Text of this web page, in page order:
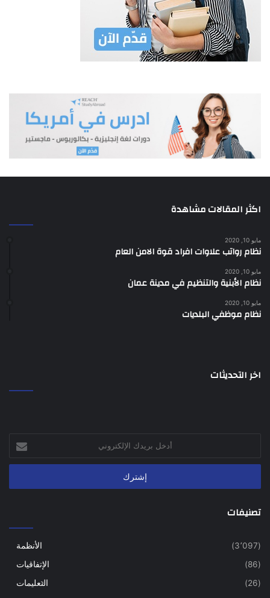
7- على المحكمة الخاصة عند اعطاء القرار في قضية ما داخلة في
اختصاص المحاكم الشرعية ان تطبق القوانين الشرعية ومن
اجل ذلك لها ان تستشير في مسائل القوانين الشرعية المختلف عليها
رأت انه من المناسب عمل ذلك الا انها ليست مقيدة باتباع الرأي
الذي حصلت عليه بهذه الصورة.
المادة 8
شخصا آخر مفوضا بوكالة حسب الاصول ليحضر المحاكمة ويرافع عنه
على انه لا يسمح لاكثر من شخصين ان يحضرا بالنيابة عن
الخاصة هي الرسوم المذكورة في القوانين والانظمة المتعلقة
10- اذا لم يتمكن رئيس المحكمة الخاصة او احد اعضائها من الحضور
اكثر المقالات مشاهدة
مايو 10, 2020
نظام رواتب علاوات افراد قوة الامن العام
مايو 10, 2020
نظام الأبنية والتنظيم في مدينة عمان
مايو 10, 2020
نظام موظفي البلديات
اخر التحديثات
الإلكتروني
تصنيفات
الأنظمة
(3٬097)
الإتفاقيات
(86)
التعليمات
(26)